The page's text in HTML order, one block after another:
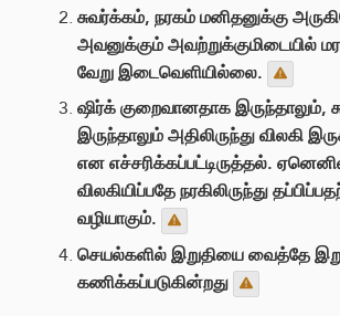
சுவர்க்கம், நரகம் மனிதனுக்கு
அவனுக்கும் அவற்றுக்குமிடையில்
வேறு இடைவெளியில்லை.
ஷிர்க் குறைவானதாக இருந்தாலும்,
இருந்தாலும் அதிலிருந்து விலகி
என எச்சரிக்கப்பட்டிருத்தல்.
விலகியிப்பதே நரகிலிருந்து
வழியாகும்.
செயல்களில் இறுதியை வைத்தே
கணிக்கப்படுகின்றது